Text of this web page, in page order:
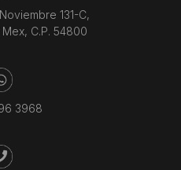
131-C,
C.P. 54800
3968